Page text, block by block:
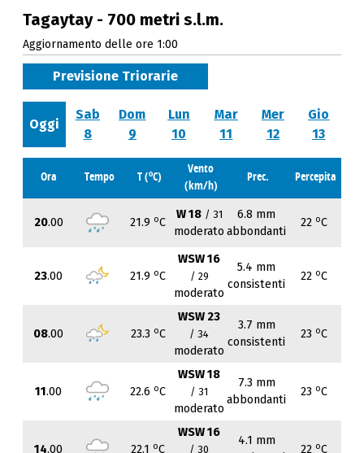
Tagaytay - 700 metri s.l.m.
Aggiornamento delle ore 1:00
Previsione Triorarie
Oggi
Sab
8
Dom
9
Lun
10
Mar
11
Mer
12
Gio
13
Ora Tempo T (oC)
Vento
(km/h)
Prec. Percepita
20.00 21.9 oC
W 18 / 31
moderato
6.8 mm
abbondanti
22 oC
23.00 21.9 oC
WSW 16
/ 29
moderato
5.4 mm
consistenti
22 oC
08.00 23.3 oC
WSW 23
/ 34
moderato
3.7 mm
consistenti
23 oC
11.00 22.6 oC
WSW 18
/ 31
moderato
7.3 mm
abbondanti
23 oC
14.00 22.1 oC
WSW 16
/ 30
4.1 mm
22 oC